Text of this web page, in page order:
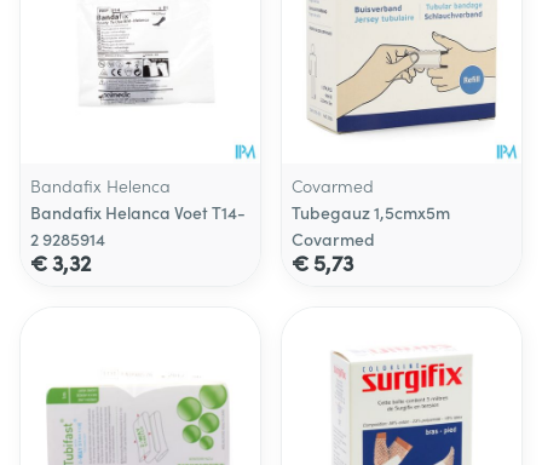
Bandafix Helenca
Bandafix Helanca Voet T14-
2 9285914
€ 3,32
Covarmed
Tubegauz 1,5cmx5m
Covarmed
€ 5,73